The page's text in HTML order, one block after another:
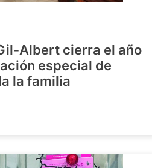
Albert cierra el año
especial de
la familia